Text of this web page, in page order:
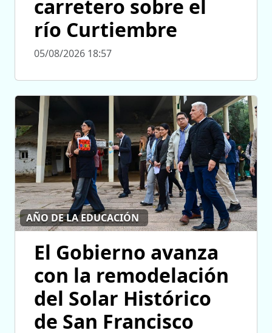
carretero sobre el
río Curtiembre
05/08/2026 18:57
AÑO DE LA EDUCACIÓN
El Gobierno avanza
con la remodelación
del Solar Histórico
de San Francisco